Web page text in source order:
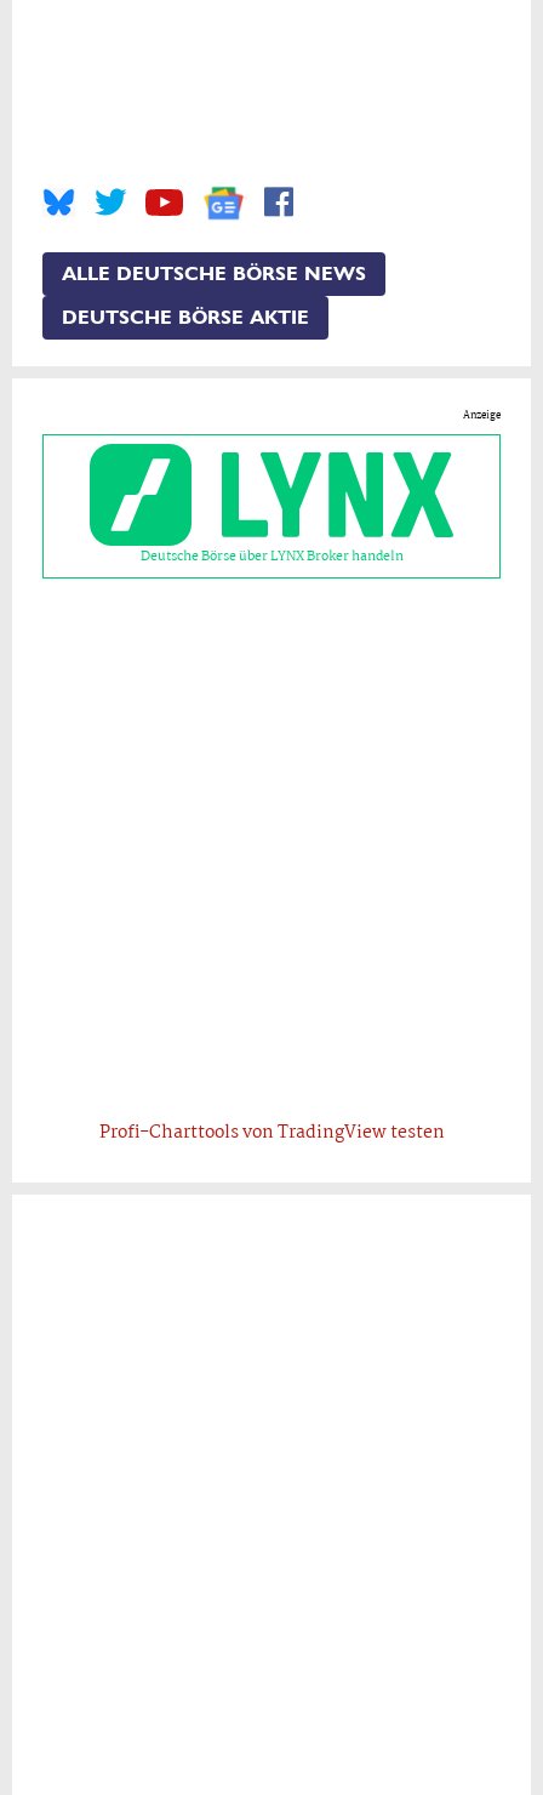
ALLE DEUTSCHE BÖRSE NEWS
DEUTSCHE BÖRSE AKTIE
Anzeige
Deutsche Börse über LYNX Broker handeln
Profi-Charttools von TradingView testen